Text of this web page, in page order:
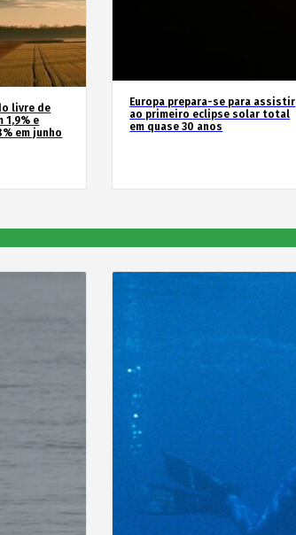
livre de
1,9% e
em junho
Europa prepara-se para assistir
ao primeiro eclipse solar total
em quase 30 anos